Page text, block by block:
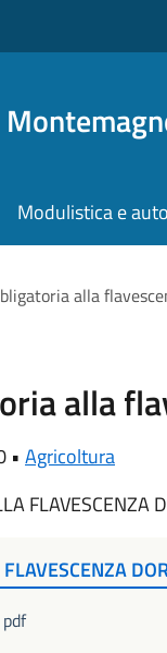
Modulistica e
alla
alla
• Agricoltura
FLAVESCENZA